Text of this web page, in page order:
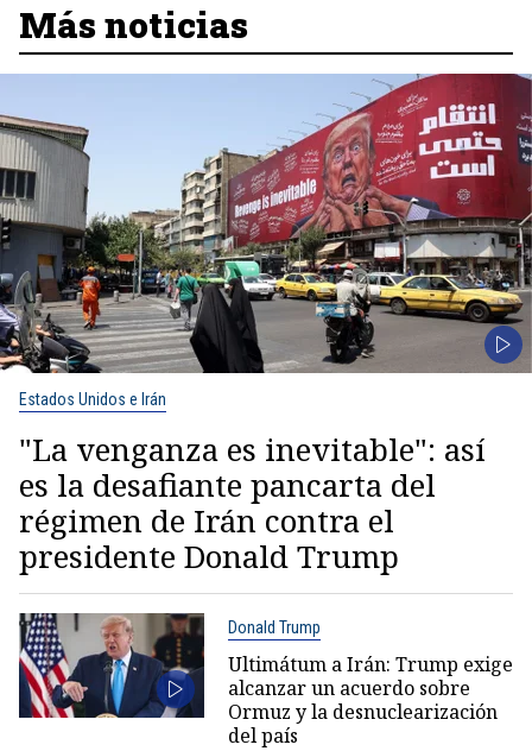
Más noticias
Estados Unidos e Irán
"La venganza es inevitable": así
es la desafiante pancarta del
régimen de Irán contra el
presidente Donald Trump
Donald Trump
Ultimátum a Irán: Trump exige
alcanzar un acuerdo sobre
Ormuz y la desnuclearización
del país